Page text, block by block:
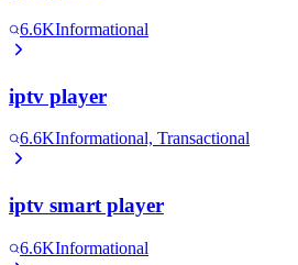
6.6KInformational
iptv player
6.6KInformational, Transactional
iptv smart player
6.6KInformational